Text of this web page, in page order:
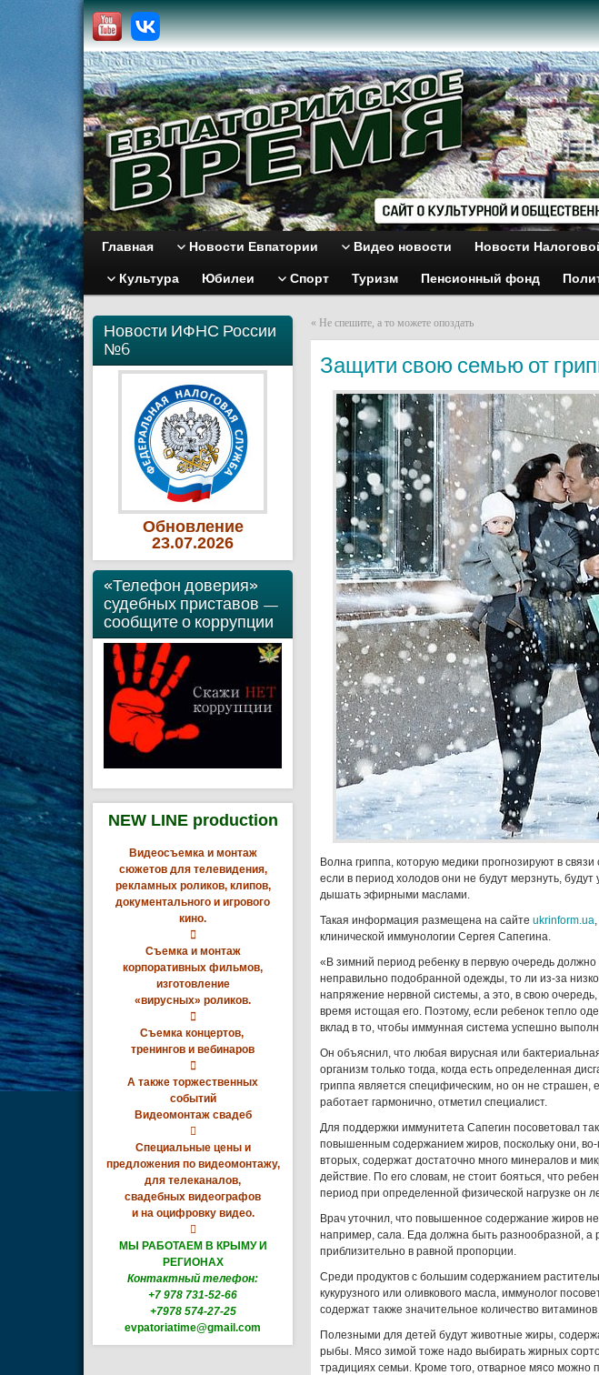
Главная Новости Евпатории Видео новости Новости
Культура Юбилеи Спорт Туризм Пенсионный фонд
Новости ИФНС России
№6
Обновление
23.07.2026
«Телефон доверия»
судебных приставов —
сообщите о коррупции
NEW LINE production
Видеосъемка и монтаж
сюжетов для телевидения,
рекламных роликов, клипов,
документального и игрового
кино.

Съемка и монтаж
корпоративных фильмов,
изготовление
«вирусных» роликов.

Съемка концертов,
тренингов и вебинаров

А также торжественных
событий
Видеомонтаж свадеб

Специальные цены и
предложения по видеомонтажу,
для телеканалов,
свадебных видеографов
и на оцифровку видео.

МЫ РАБОТАЕМ В КРЫМУ И
РЕГИОНАХ
Контактный телефон:
+7 978 731-52-66
+7978 574-27-25
evpatoriatime@gmail.com
« Не спешите, а то можете опоздать
Защити свою семью от
Волна гриппа, которую медики прогнозируют в
если в период холодов они не будут мерзнуть,
дышать эфирными маслами.
Такая информация размещена на сайте ukrinform.ua
клинической иммунологии Сергея Сапегина.
«В зимний период ребенку в первую очередь
неправильно подобранной одежды, то ли из-за
напряжение нервной системы, а это, в свою
время истощая его. Поэтому, если ребенок тепло
вклад в то, чтобы иммунная система успешно
Он объяснил, что любая вирусная или
организм только тогда, когда есть определенная
гриппа является специфическим, но он не страшен,
работает гармонично, отметил специалист.
Для поддержки иммунитета Сапегин посоветовал
повышенным содержанием жиров, поскольку они,
вторых, содержат достаточно много минералов и
действие. По его словам, не стоит бояться, что
период при определенной физической нагрузке он
Врач уточнил, что повышенное содержание жиров
например, сала. Еда должна быть разнообразной,
приблизительно в равной пропорции.
Среди продуктов с большим содержанием
кукурузного или оливкового масла, иммунолог
содержат также значительное количество
Полезными для детей будут животные жиры,
рыбы. Мясо зимой тоже надо выбирать жирных
традициях семьи. Кроме того, отварное мясо